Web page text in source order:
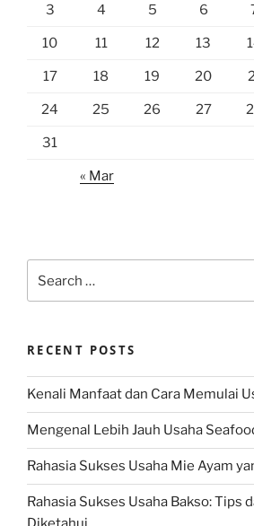
3 4 5 6
10 11 12 13
17 18 19 20
24 25 26 27
31
« Mar
for:
RECENT POSTS
Kenali Manfaat dan Cara Memulai
Mengenal Lebih Jauh Usaha
Rahasia Sukses Usaha Mie Ayam
Rahasia Sukses Usaha Bakso: Tips